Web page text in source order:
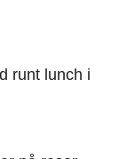
runt lunch i